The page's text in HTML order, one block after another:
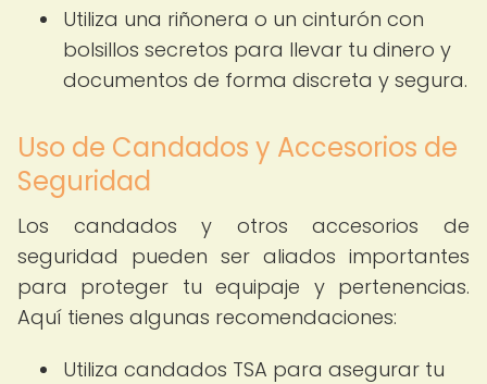
Utiliza una riñonera o un cinturón con
bolsillos secretos para llevar tu dinero y
documentos de forma discreta y segura.
Uso de Candados y Accesorios de
Seguridad
Los candados y otros accesorios de
seguridad pueden ser aliados importantes
para proteger tu equipaje y pertenencias.
Aquí tienes algunas recomendaciones:
Utiliza candados TSA para asegurar tu